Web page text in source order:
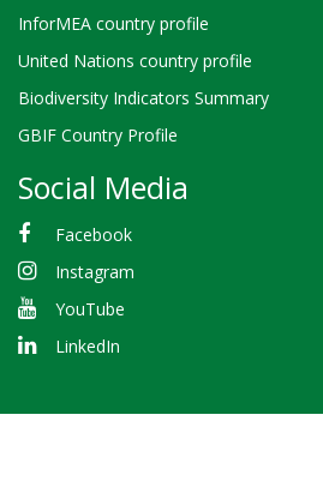
InforMEA country profile
United Nations country profile
Biodiversity Indicators Summary
GBIF Country Profile
Social Media
Facebook
Instagram
YouTube
LinkedIn